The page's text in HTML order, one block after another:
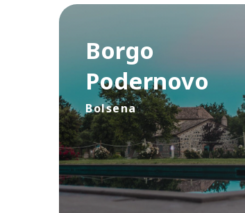
Borgo
Podernovo
Bolsena